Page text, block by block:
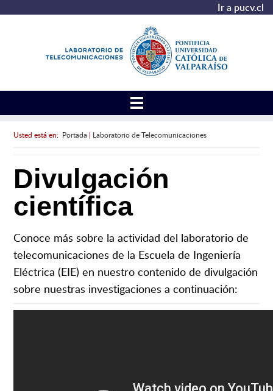
Ir a pucv.cl
Usted está en: Portada| Laboratorio de Telecomunicaciones
Divulgación
científica
Conoce más sobre la actividad del laboratorio de
telecomunicaciones de la Escuela de Ingeniería
Eléctrica (EIE) en nuestro contenido de divulgación
sobre nuestras investigaciones a continuación: